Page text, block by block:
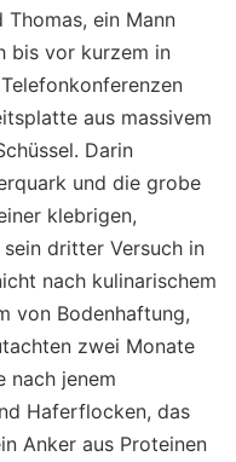
Thomas, ein Mann
bis vor kurzem in
aus massivem
Darin
und die grobe
klebrigen,
dritter Versuch in
nach kulinarischem
von Bodenhaftung,
zwei Monate
nach jenem
Haferflocken, das
Anker aus Proteinen